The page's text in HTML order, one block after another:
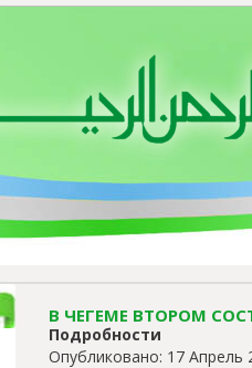
В ЧЕГЕМЕ ВТОРОМ
Подробности
Опубликовано: 17 Апрель